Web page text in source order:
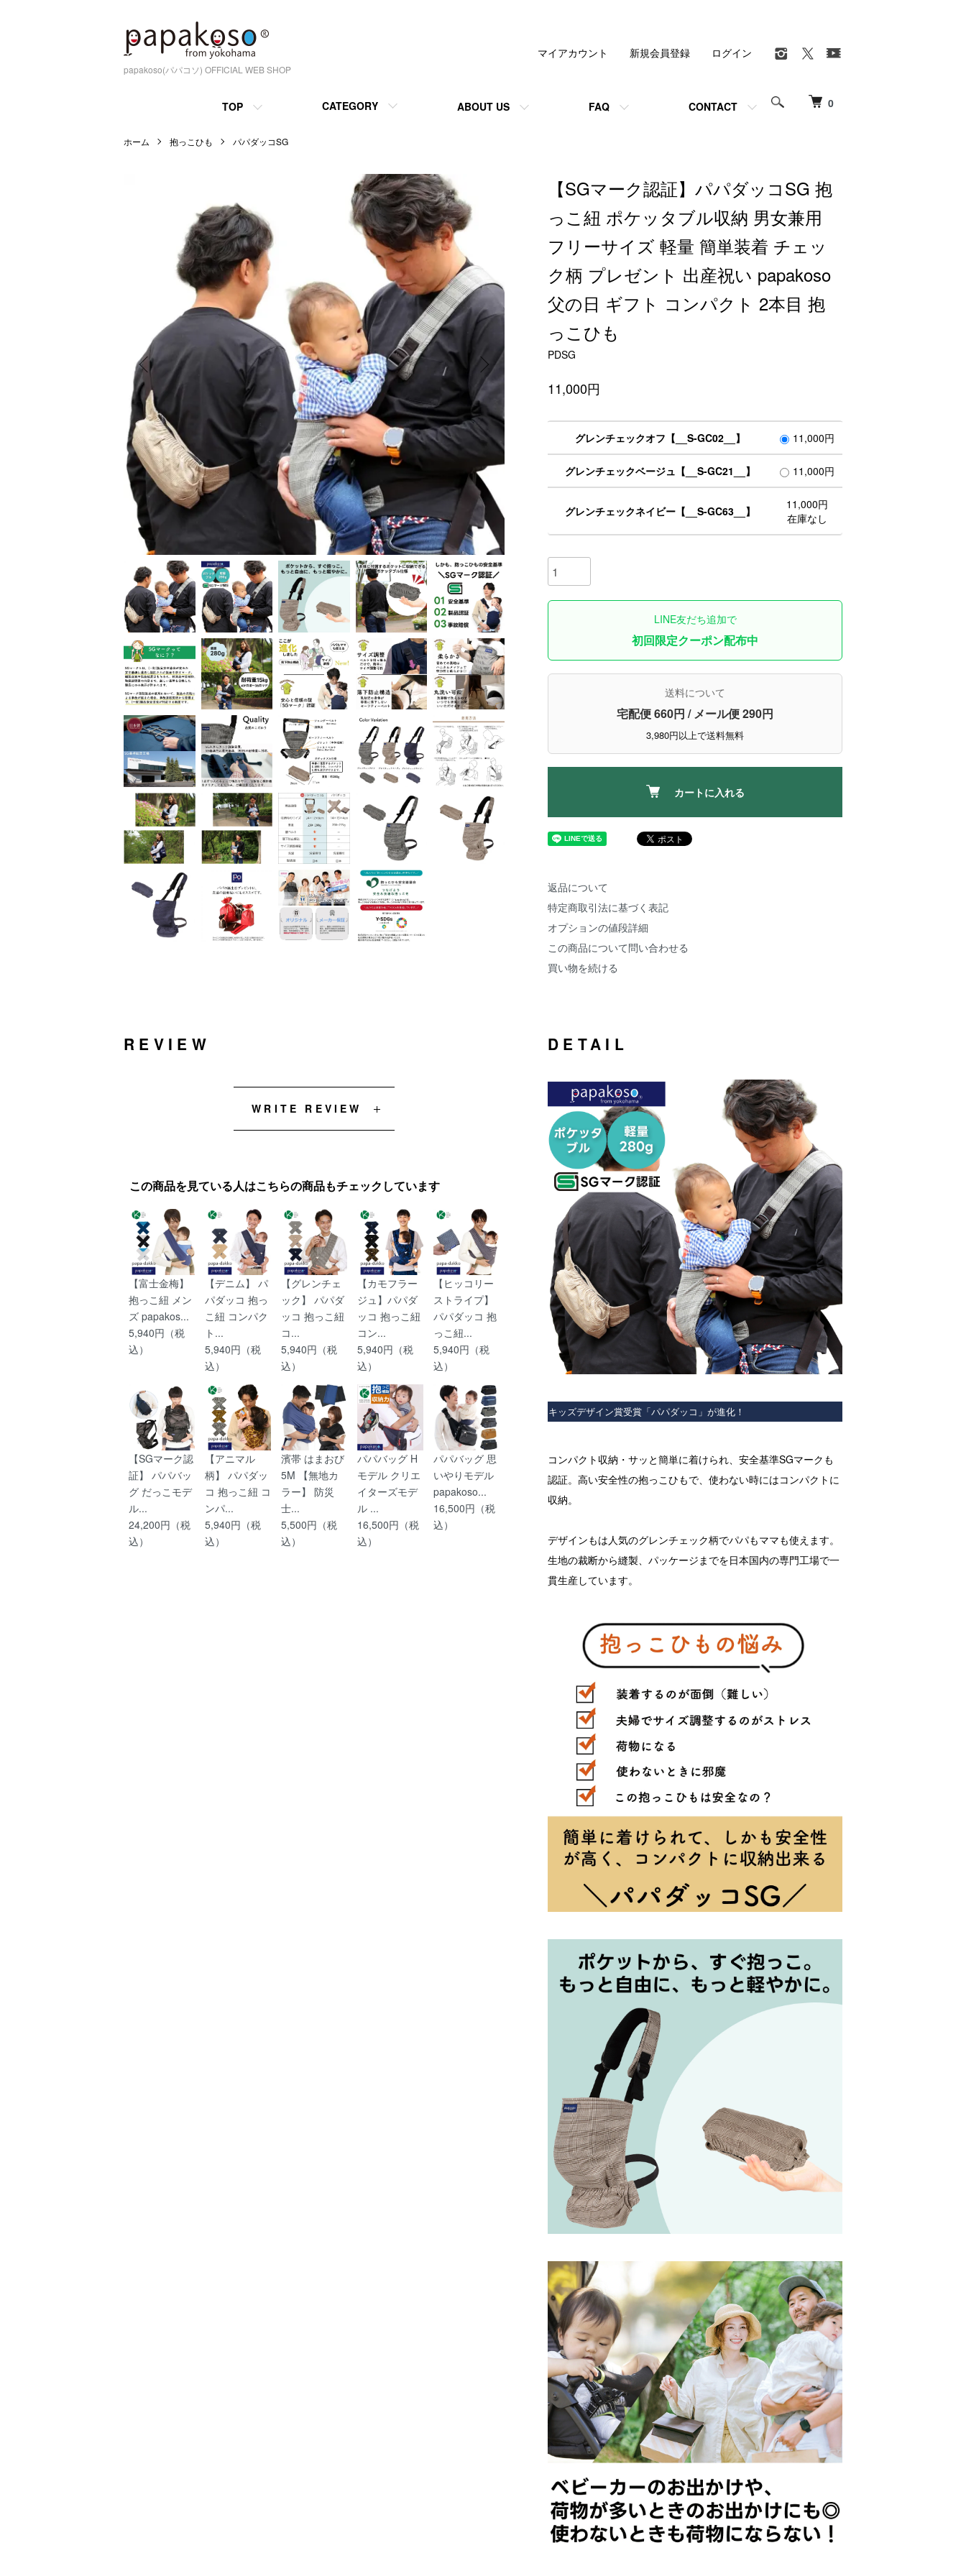
papakoso(パパコソ) OFFICIAL WEB SHOP
0
TOP CATEGORY ABOUT US FAQ CONTACT
マイアカウント 新規会員登録 ログイン
ホーム 抱っこひも パパダッコSG
【SGマーク認証】パパダッコSG 抱
っこ紐 ポケッタブル収納 男女兼用
フリーサイズ 軽量 簡単装着 チェッ
ク柄 プレゼント 出産祝い papakoso
父の日 ギフト コンパクト 2本目 抱
っこひも
PDSG
11,000円
グレンチェックオフ【__S-GC02__】 11,000円
グレンチェックベージュ【__S-GC21__】 11,000円
グレンチェックネイビー【__S-GC63__】
11,000円
在庫なし
LINE友だち追加で
初回限定クーポン配布中
送料について
宅配便 660円 / メール便 290円
3,980円以上で送料無料
カートに入れる
返品について
特定商取引法に基づく表記
オプションの値段詳細
この商品について問い合わせる
買い物を続ける
DETAIL
キッズデザイン賞受賞「パパダッコ」が進化！
コンパクト収納・サッと簡単に着けられ、安全基準SGマークも
認証。高い安全性の抱っこひもで、使わない時にはコンパクトに
収納。
デザインもは人気のグレンチェック柄でパパもママも使えます。
生地の裁断から縫製、パッケージまでを日本国内の専門工場で一
貫生産しています。
REVIEW
WRITE REVIEW
この商品を見ている人はこちらの商品もチェックしています
【富士金梅】
抱っこ紐 メン
ズ papakos...
5,940円（税
込）
【デニム】 パ
パダッコ 抱っ
こ紐 コンパク
ト...
5,940円（税
込）
【グレンチェ
ック】 パパダ
ッコ 抱っこ紐
コ...
5,940円（税
込）
【カモフラー
ジュ】パパダ
ッコ 抱っこ紐
コン...
5,940円（税
込）
【ヒッコリー
ストライプ】
パパダッコ 抱
っこ紐...
5,940円（税
込）
【SGマーク認
証】 パパバッ
グ だっこモデ
ル...
24,200円（税
込）
【アニマル
柄】 パパダッ
コ 抱っこ紐 コ
ンパ...
5,940円（税
込）
濱帯 はまおび
5M 【無地カ
ラー】 防災
士...
5,500円（税
込）
パパバッグ H
モデル クリエ
イターズモデ
ル ...
16,500円（税
込）
パパバッグ 思
いやりモデル
papakoso...
16,500円（税
込）